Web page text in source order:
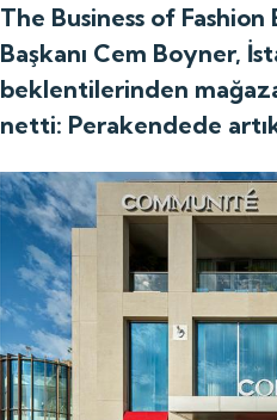
The Business of
Başkanı Cem Boyner,
beklentilerinden
netti: Perakendede